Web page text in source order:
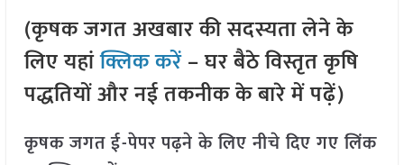
(कृषक जगत अखबार की सदस्यता लेने के
लिए यहांक्लिक करें– घर बैठे विस्तृत कृषि
पद्धतियों और नई तकनीक के बारे में पढ़ें)
कृषक जगत ई-पेपर पढ़ने के लिए नीचे दिए गए लिंक